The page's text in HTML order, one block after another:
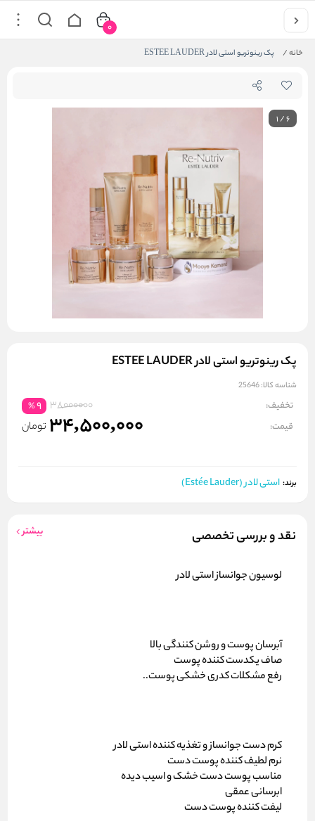
خانه/ پک رینوتریو استی لادر ESTEE LAUDER
0
1/6
پک رینوتریو استی لادر ESTEE LAUDER
شناسه کالا:25646
تخفیف: 38000000
9
%
قیمت: 34,500,000 تومان
برند: استی لادر (Estée Lauder)
نقد و بررسی تخصصی بیشتر
لوسیون جوانساز استی لادر
آبرسان پوست و روشن کنندگی بالا
صاف یکدست کننده پوست
رفع مشکلات کدری خشکی پوست..
کرم دست جوانساز و تغذیه کننده استی لادر
نرم لطیف کننده پوست دست
مناسب پوست دست خشک و اسیب دیده
ابرسانی عمقی
لیفت کننده پوست دست